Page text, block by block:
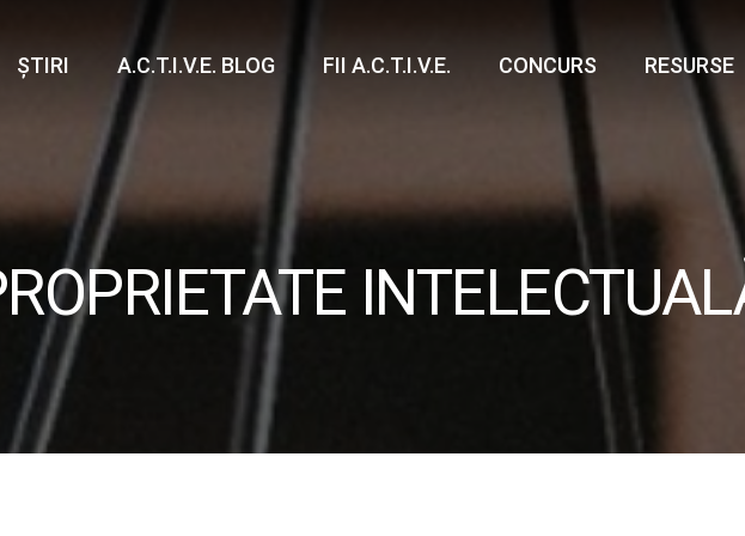
ȘTIRI A.C.T.I.V.E. BLOG FII A.C.T.I.V.E. CONCURS RESURSE